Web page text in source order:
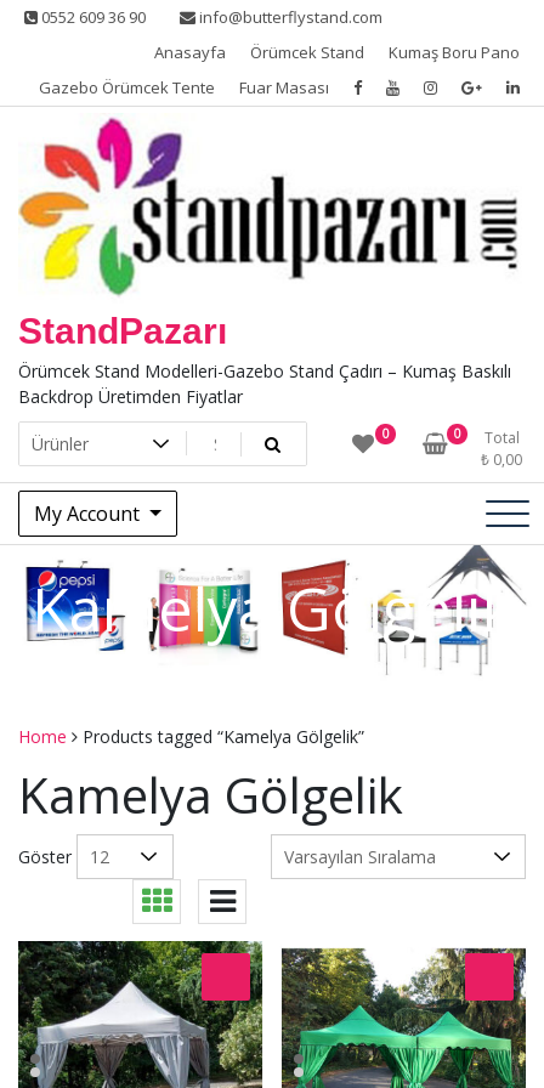
Skip 0552 609 36 90
info@butterflystand.com
Anasayfa
Örümcek Stand
Kumaş Boru Pano
Gazebo Örümcek Tente
Fuar Masası
StandPazarı
Örümcek Stand Modelleri-Gazebo Stand Çadırı – Kumaş Baskılı
Backdrop Üretimden Fiyatlar
0 0
Total
₺ 0,00
My Account
Kamelya Gölgelik
Home Products tagged “Kamelya Gölgelik”
Kamelya Gölgelik
Göster